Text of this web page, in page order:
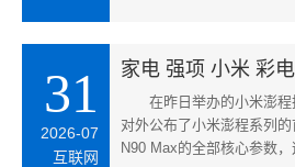
31
2026-07
互联网
家电 强项 小米 彩
在昨日举办的小米澎
对外公布了小米澎程系列
N90 Max的全部核心参数